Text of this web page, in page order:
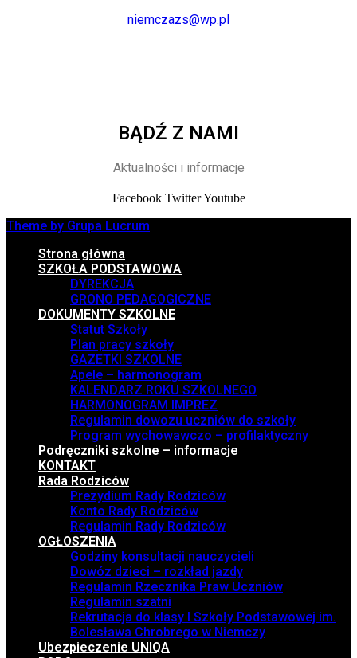
niemczazs@wp.pl
BĄDŹ Z NAMI
Aktualności i informacje
Facebook Twitter Youtube
Theme by Grupa Lucrum
Strona główna
SZKOŁA PODSTAWOWA
DYREKCJA
GRONO PEDAGOGICZNE
DOKUMENTY SZKOLNE
Statut Szkoły
Plan pracy szkoły
GAZETKI SZKOLNE
Apele – harmonogram
KALENDARZ ROKU SZKOLNEGO
HARMONOGRAM IMPREZ
Regulamin dowozu uczniów do szkoły
Program wychowawczo – profilaktyczny
Podręczniki szkolne – informacje
KONTAKT
Rada Rodziców
Prezydium Rady Rodziców
Konto Rady Rodziców
Regulamin Rady Rodziców
OGŁOSZENIA
Godziny konsultacji nauczycieli
Dowóz dzieci – rozkład jazdy
Regulamin Rzecznika Praw Uczniów
Regulamin szatni
Rekrutacja do klasy I Szkoły Podstawowej im.
Bolesława Chrobrego w Niemczy
Ubezpieczenie UNIQA